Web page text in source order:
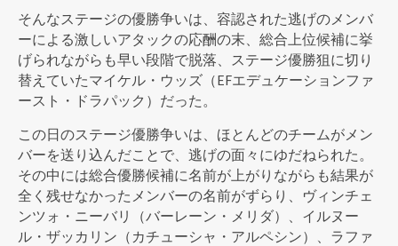
そんなステージの優勝争いは、容認された逃げのメンバ
ーによる激しいアタックの応酬の末、総合上位候補に挙
げられながらも早い段階で脱落、ステージ優勝狙に切り
替えていたマイケル・ウッズ（EFエデュケーションファ
ースト・ドラパック）だった。
この日のステージ優勝争いは、ほとんどのチームがメン
バーを送り込んだことで、逃げの面々にゆだねられた。
その中には総合優勝候補に名前が上がりながらも結果が
全く残せなかったメンバーの名前がずらり、ヴィンチェ
ンツォ・ニーバリ（バーレーン・メリダ）、イルヌー
ル・ザッカリン（カチューシャ・アルペシン）、ラファ